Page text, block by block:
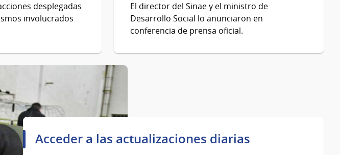
desplegadas
involucrados
El director del Sinae y el ministro de
Desarrollo Social lo anunciaron en
conferencia de prensa oficial.
Acceder a las actualizaciones diarias